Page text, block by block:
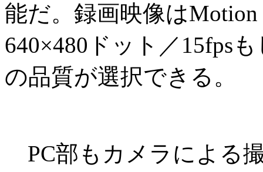
能だ。録画映像は
640×480ドット／15fps
の品質が選択できる。
PC部もカメラによる